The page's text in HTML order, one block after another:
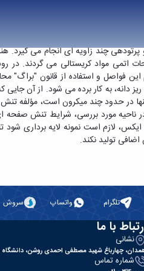
چند زاویه ای انجام می
اتمی مواد کریستالی می گردند. در
فواصل و استفاده از قانون "براگ"
دانه، به کار برده می شود. از آن
در حدود چند میکرون است، مؤلفه
در ناحیه مورد بررسی، شرایط تنش
لازم است نمونه لایه برداری
تولید نکند.
تلگرام واتساپ سروش
با ما
نشانی
چهارباغ شهید مصطفی احمدی روشن، دانشگاه
شماره تماس